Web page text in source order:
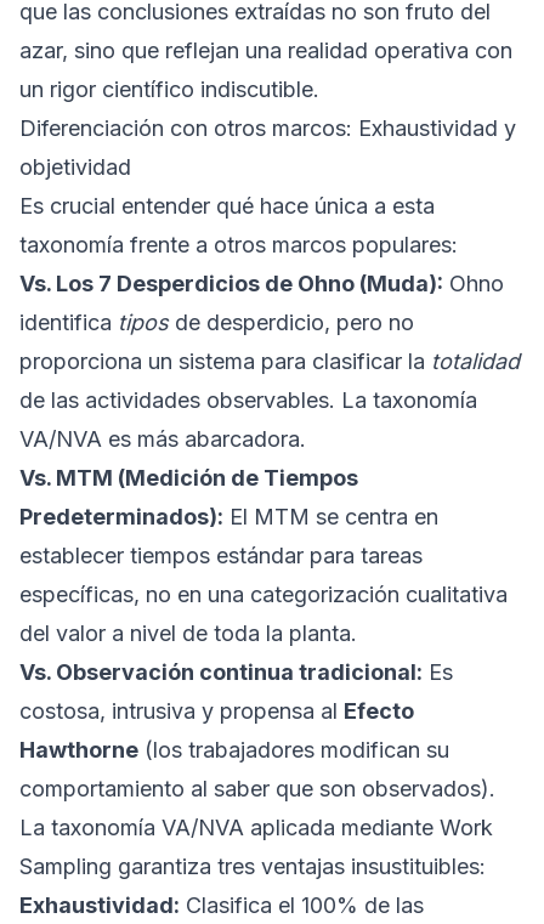
que las conclusiones extraídas no son fruto del
azar, sino que reflejan una realidad operativa con
un rigor científico indiscutible.
Diferenciación con otros marcos: Exhaustividad y
objetividad
Es crucial entender qué hace única a esta
taxonomía frente a otros marcos populares:
Vs. Los 7 Desperdicios de Ohno (Muda): Ohno
identifica tiposde desperdicio, pero no
proporciona un sistema para clasificar la totalidad
de las actividades observables. La taxonomía
VA/NVA es más abarcadora.
Vs. MTM (Medición de Tiempos
Predeterminados): El MTM se centra en
establecer tiempos estándar para tareas
específicas, no en una categorización cualitativa
del valor a nivel de toda la planta.
Vs. Observación continua tradicional: Es
costosa, intrusiva y propensa al Efecto
Hawthorne (los trabajadores modifican su
comportamiento al saber que son observados).
La taxonomía VA/NVA aplicada mediante Work
Sampling garantiza tres ventajas insustituibles:
Exhaustividad: Clasifica el 100% de las